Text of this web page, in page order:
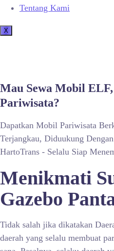
Tentang Kami
X
Mau Sewa Mobil
Pariwisata?
Dapatkan Mobil Pariwisata
Terjangkau, Diduukung
HartoTrans - Selalu Siap
Menikmati
Gazebo
Tidak salah jika dikatakan
daerah yang selalu membuat